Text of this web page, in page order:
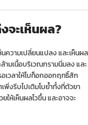
จะเห็นผล?
ความเปลี่ยนแปลง และเห็นผล
ามเนื้อบริเวณกรามนิ่มลง และ
เวลาให้โบท็อกออกฤทธิ์สัก
พิ่งรีบไปเติมโบย้ำทั้งที่ตัวยา
ให้เห็นผลไวขึ้น และอาจจะ